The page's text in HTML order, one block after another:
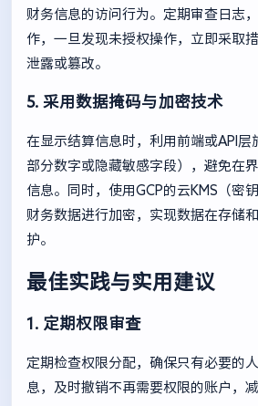
财务信息的访问行为。定期审查日志
作，一旦发现未授权操作，立即采取
泄露或篡改。
5. 采用数据掩码与加密技术
在显示结算信息时，利用前端或API层
部分数字或隐藏敏感字段），避免在
信息。同时，使用GCP的云KMS（密
财务数据进行加密，实现数据在存储
护。
最佳实践与实用建议
1. 定期权限审查
定期检查权限分配，确保只有必要的
息，及时撤销不再需要权限的账户，